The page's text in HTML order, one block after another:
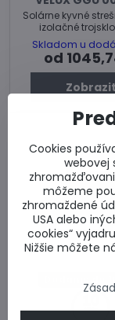
Solárne kyvné
izolačné
Skladom u
od
Zobraziť
Cookies
webovej
môžeme
zhromaždené
USA alebo
cookies“
Nižšie môžete